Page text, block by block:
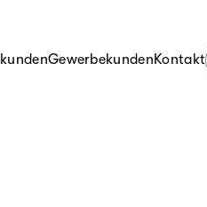
GewerbekundenKontakt